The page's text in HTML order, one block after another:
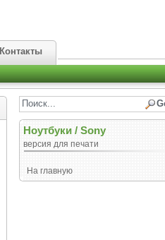
Контакты
Ноутбуки/ Sony
версия для печати
На главную